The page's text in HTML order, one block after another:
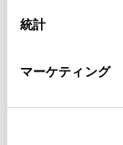
設定の変更、同
「Cookie（クッ
統計
マーケティング